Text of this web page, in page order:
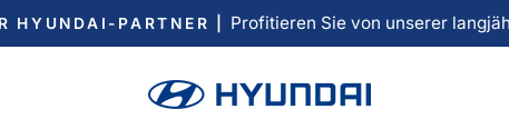
Pause
Diashow
HYUNDAI-PARTNER | Profitieren Sie von unserer